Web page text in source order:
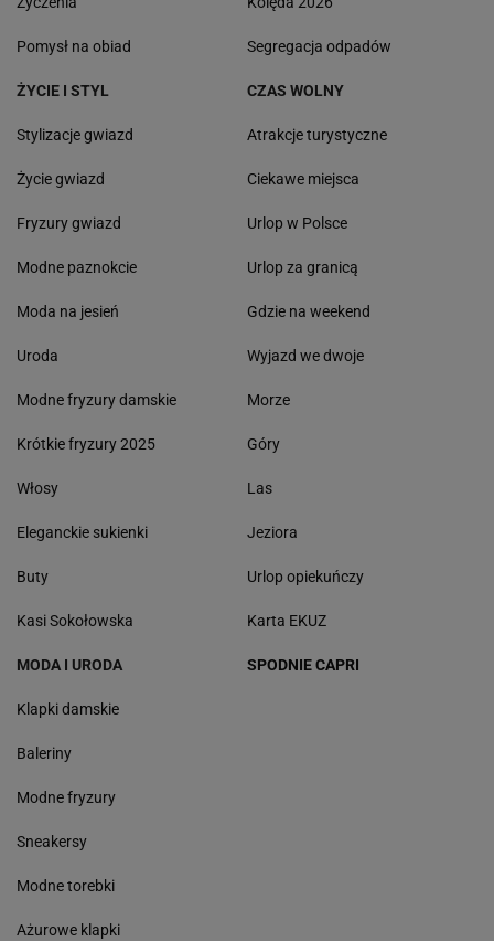
Pomysł na obiad Segregacja odpadów
ŻYCIE I STYL
Stylizacje gwiazd
Życie gwiazd
Fryzury gwiazd
Modne paznokcie
Moda na jesień
Uroda
Modne fryzury damskie
Krótkie fryzury 2025
Włosy
Eleganckie sukienki
Buty
Kasi Sokołowska
CZAS WOLNY
Atrakcje turystyczne
Ciekawe miejsca
Urlop w Polsce
Urlop za granicą
Gdzie na weekend
Wyjazd we dwoje
Morze
Góry
Las
Jeziora
Urlop opiekuńczy
Karta EKUZ
MODA I URODA
Klapki damskie
Baleriny
Modne fryzury
Sneakersy
Modne torebki
Ażurowe klapki
SPODNIE CAPRI